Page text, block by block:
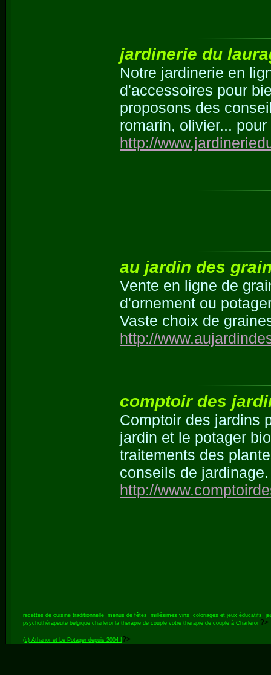
jardinerie du
Notre jardinerie en
d'accessoires pour
proposons des
romarin, olivier...
http://
au jardin des
Vente en ligne de
d'ornement ou
Vaste choix de
http://
comptoir des
Comptoir des jardins
jardin et le potager
traitements des
conseils de
http://
recettes de cuisine traditionnelle menus de fêtes millésimes vins coloriages et jeux éducatifs
psychothérapeute belgique charleroi la therapie de couple votre therapie de couple à Charleroi ?>
(c) Athanor et Le Potager depuis 2004 ! ?>